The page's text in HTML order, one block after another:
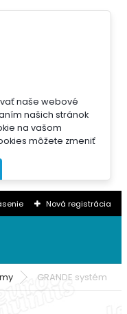
naše webové
našich stránok
na vašom
môžete zmeniť
Nová registrácia
GRANDE systém